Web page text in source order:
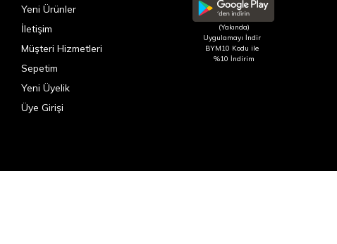
Yeni Ürünler
İletişim
Müşteri Hizmetleri
Sepetim
Yeni Üyelik
Üye Girişi
(Yakında)
Uygulamayı İndir
BYM10 Kodu ile
%10 İndirim